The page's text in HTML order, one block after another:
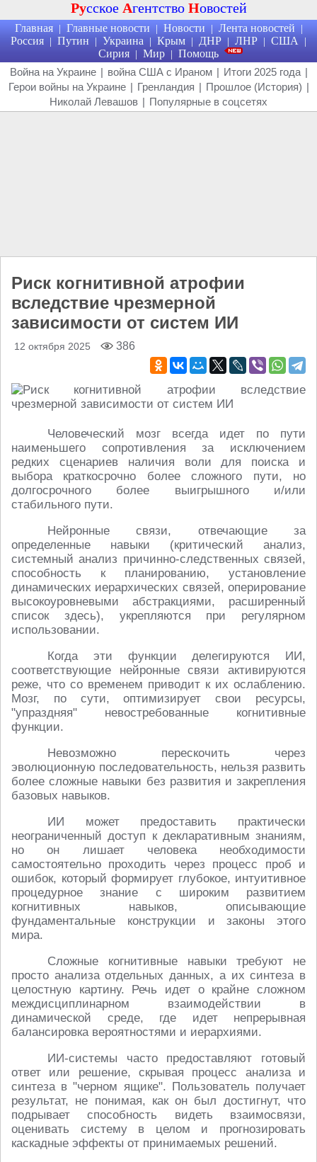
Русское Агентство Новостей
Главная | Главные новости | Новости | Лента новостей |
Россия | Путин | Украина | Крым | ДНР | ЛНР | США |
Сирия | Мир | Помощь
Война на Украине | война США с Ираном | Итоги 2025 года |
Герои войны на Украине | Гренландия | Прошлое (История) |
Николай Левашов | Популярные в соцсетях
Риск когнитивной атрофии
вследствие чрезмерной
зависимости от систем ИИ
12 октября 2025 386
Человеческий мозг всегда идет по пути
наименьшего сопротивления за исключением
редких сценариев наличия воли для поиска и
выбора краткосрочно более сложного пути, но
долгосрочного более выигрышного и/или
стабильного пути.
Нейронные связи, отвечающие за
определенные навыки (критический анализ,
системный анализ причинно-следственных связей,
способность к планированию, установление
динамических иерархических связей, оперирование
высокоуровневыми абстракциями, расширенный
список здесь), укрепляются при регулярном
использовании.
Когда эти функции делегируются ИИ,
соответствующие нейронные связи активируются
реже, что со временем приводит к их ослаблению.
Мозг, по сути, оптимизирует свои ресурсы,
"упраздняя" невостребованные когнитивные
функции.
Невозможно перескочить через
эволюционную последовательность, нельзя развить
более сложные навыки без развития и закрепления
базовых навыков.
ИИ может предоставить практически
неограниченный доступ к декларативным знаниям,
но он лишает человека необходимости
самостоятельно проходить через процесс проб и
ошибок, который формирует глубокое, интуитивное
процедурное знание с широким развитием
когнитивных навыков, описывающие
фундаментальные конструкции и законы этого
мира.
Сложные когнитивные навыки требуют не
просто анализа отдельных данных, а их синтеза в
целостную картину. Речь идет о крайне сложном
междисциплинарном взаимодействии в
динамической среде, где идет непрерывная
балансировка вероятностями и иерархиями.
ИИ-системы часто предоставляют готовый
ответ или решение, скрывая процесс анализа и
синтеза в "черном ящике". Пользователь получает
результат, не понимая, как он был достигнут, что
подрывает способность видеть взаимосвязи,
оценивать систему в целом и прогнозировать
каскадные эффекты от принимаемых решений.